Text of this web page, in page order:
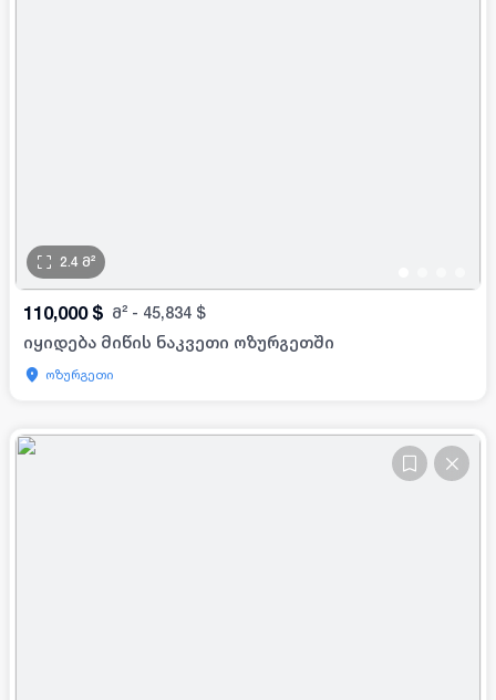
2.4 მ²
110,000 $ მ² - 45,834 $
იყიდება მიწის ნაკვეთი ოზურგეთში
ოზურგეთი